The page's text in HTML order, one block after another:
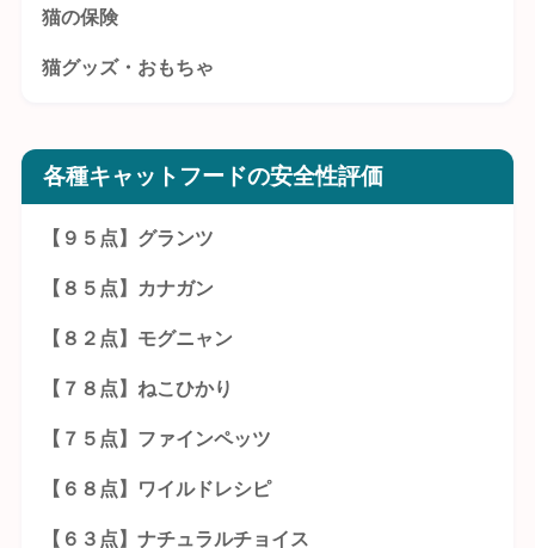
猫の保険
猫グッズ・おもちゃ
各種キャットフードの安全性評価
【９５点】グランツ
【８５点】カナガン
【８２点】モグニャン
【７８点】ねこひかり
【７５点】ファインペッツ
【６８点】ワイルドレシピ
【６３点】ナチュラルチョイス